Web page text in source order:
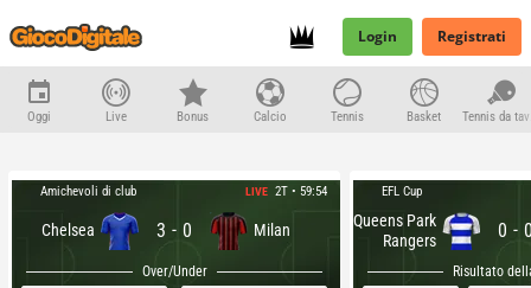
Login Registrati
Oggi Live Bonus Calcio Tennis Basket
Amichevoli di club LIVE 2T • 59:54
Chelsea 3 - 0 Milan
Over/Under
EFL Cup
Queens Park
Rangers
0 -
Risultato